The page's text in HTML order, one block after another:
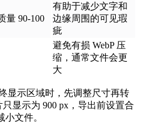
量 90-100
有助于减少文字和
边缘周围的可见瑕
疵
避免有损 WebP 压
缩，通常文件会更
大
显示区域时，先调整尺寸再转
显示为 900 px，导出前设置合
文件。